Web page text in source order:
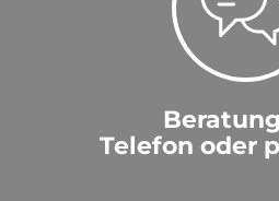
Telefon oder